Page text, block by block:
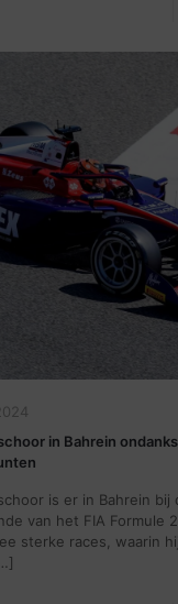
in Bahrein
is er in Bahrein bij
van het FIA Formule
sterke races, waarin